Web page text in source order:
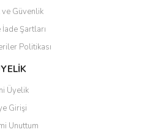
Güvenlik
Şartları
Politikası
Üyelik
Girişi
Unuttum